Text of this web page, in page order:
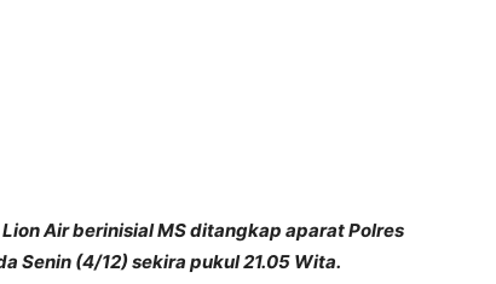
Air berinisial MS ditangkap aparat Polres
Senin (4/12) sekira pukul 21.05 Wita.